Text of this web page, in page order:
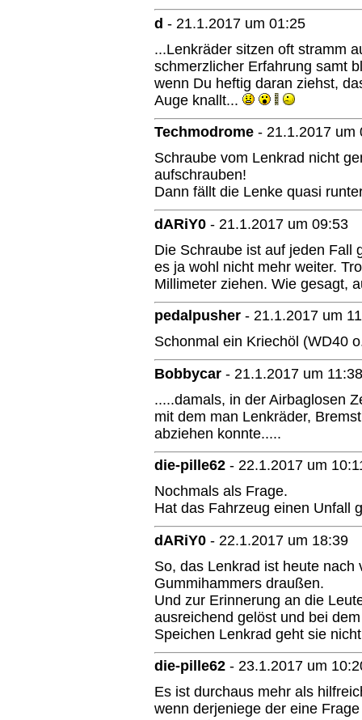
d - 21.1.2017 um 01:25
...Lenkräder sitzen oft stramm
schmerzlicher Erfahrung samt
wenn Du heftig daran ziehst,
Auge knallt...
Techmodrome - 21.1.2017 um
Schraube vom Lenkrad nicht
aufschrauben!
Dann fällt die Lenke quasi
dARiY0 - 21.1.2017 um 09:53
Die Schraube ist auf jeden Fall
es ja wohl nicht mehr weiter.
Millimeter ziehen. Wie gesagt,
pedalpusher - 21.1.2017 um
Schonmal ein Kriechöl (WD40
Bobbycar - 21.1.2017 um 11:38
.....damals, in der Airbaglosen
mit dem man Lenkräder,
abziehen konnte.....
die-pille62 - 22.1.2017 um
Nochmals als Frage.
Hat das Fahrzeug einen Unfall
dARiY0 - 22.1.2017 um 18:39
So, das Lenkrad ist heute
Gummihammers draußen.
Und zur Erinnerung an die
ausreichend gelöst und bei
Speichen Lenkrad geht sie
die-pille62 - 23.1.2017 um
Es ist durchaus mehr als
wenn derjeniege der eine